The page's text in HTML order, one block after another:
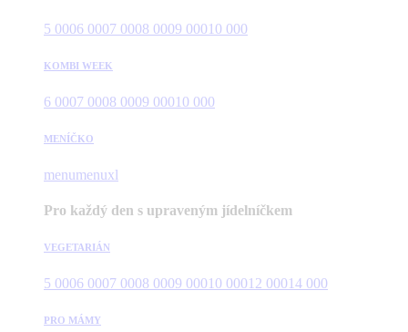
5 0006 0007 0008 0009 00010 000
KOMBI WEEK
6 0007 0008 0009 00010 000
MENÍČKO
menumenuxl
Pro každý den s upraveným jídelníčkem
VEGETARIÁN
5 0006 0007 0008 0009 00010 00012 00014 000
PRO MÁMY